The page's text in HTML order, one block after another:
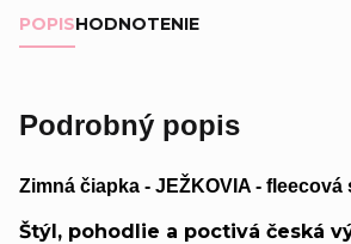
POPISHODNOTENIE
Podrobný popis
Zimná čiapka - JEŽKOVIA -
Štýl, pohodlie a poctivá česká